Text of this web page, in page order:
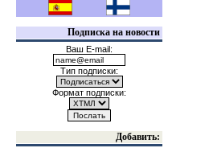
Подписка на новости
Ваш E-mail:
Тип подписки:
Формат подписки:
Добавить: